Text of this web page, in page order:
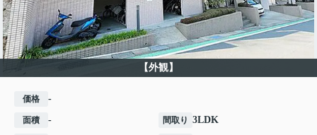
【外観】
価格 -
面積 - 間取り 3LDK